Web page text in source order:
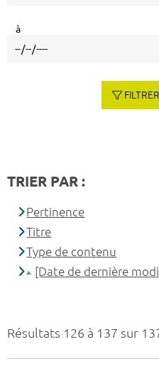
Résultats 126 à 137 sur
à
TRIER PAR :
Pertinence
Titre
Type de contenu
[Date de dernière